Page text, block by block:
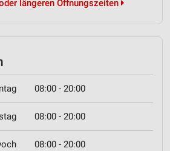
längeren Öffnungszeiten
08:00 - 20:00
08:00 - 20:00
08:00 - 20:00